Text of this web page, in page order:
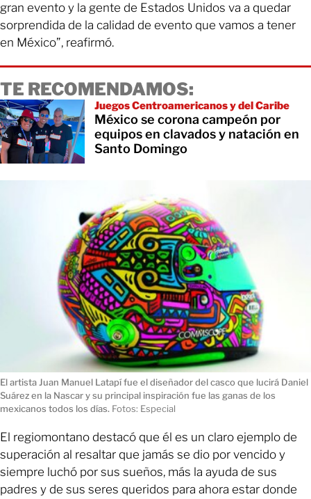
gran evento y la gente de Estados Unidos va a quedar
sorprendida de la calidad de evento que vamos a tener
en México”, reafirmó.
TE RECOMENDAMOS:
Juegos Centroamericanos y del Caribe
México se corona campeón por
equipos en clavados y natación en
Santo Domingo
El artista Juan Manuel Latapí fue el diseñador del casco que lucirá Daniel
Suárez en la Nascar y su principal inspiración fue las ganas de los
mexicanos todos los días. Fotos: Especial
El regiomontano destacó que él es un claro ejemplo de
superación al resaltar que jamás se dio por vencido y
siempre luchó por sus sueños, más la ayuda de sus
padres y de sus seres queridos para ahora estar donde